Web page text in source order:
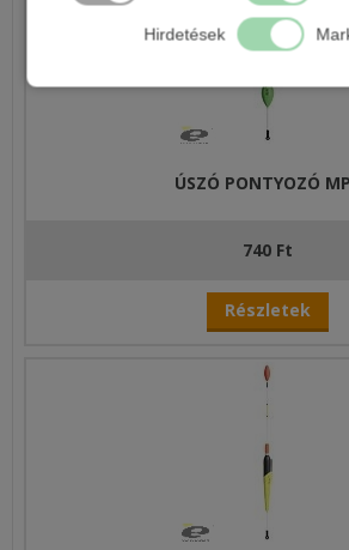
Hirdetések
ÚSZÓ PONTYOZÓ
740 Ft
Részletek